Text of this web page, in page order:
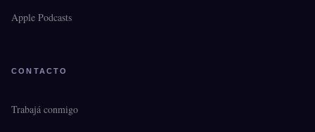
Apple Podcasts
CONTACTO
Trabajá conmigo